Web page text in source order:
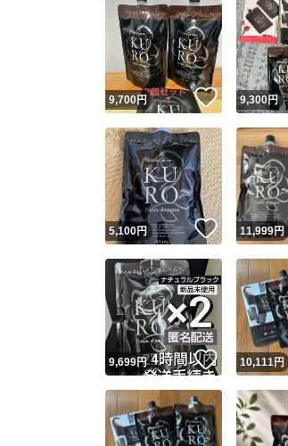
9,700円 いいね！
9,300円
5,100円 いいね！
11,999円
9,699円 いいね！
10,111円